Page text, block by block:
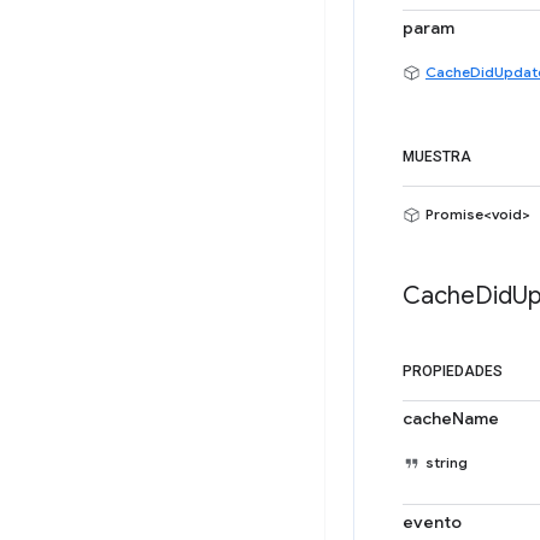
param
MUESTRA
Promise<void>
CacheDid
PROPIEDADES
cacheName
string
evento